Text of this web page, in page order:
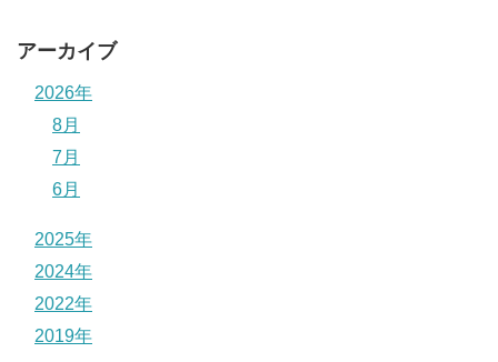
アーカイブ
2026年
8月
7月
6月
2025年
2024年
2022年
2019年